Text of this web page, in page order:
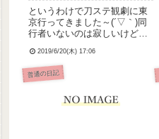
というわけで刀ステ観劇に東
京行ってきました～(´▽｀)同
行者いないのは寂しいけど、
すw詳細は後ほど上げたい予
定。明日は日勤リーダー、
が、頑張る( ´тωт` )
2019/6/20(木) 17:06
普通の日記